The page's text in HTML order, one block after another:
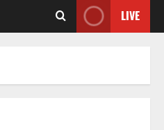
LIVE